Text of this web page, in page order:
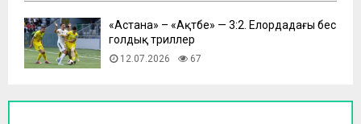
​«Астана» – «Ақтөбе» — 3:2. Елордадағы бес
голдық триллер
12.07.2026 67